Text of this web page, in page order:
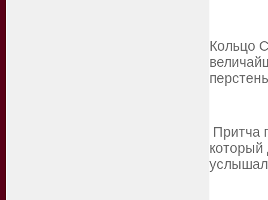
Кольцо
Притча
который